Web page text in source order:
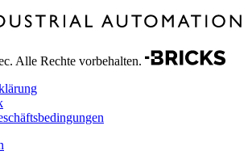
Alle Rechte vorbehalten.